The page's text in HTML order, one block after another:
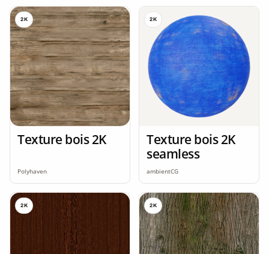
2K
Texture bois 2K
Polyhaven
2K
Texture bois 2K
seamless
ambientCG
2K 2K